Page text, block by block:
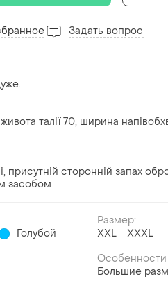
Задать вопрос
талії 70, ширина
сторонній запах
засобом
Голубой
Размер:
XXL
XXXL
Особенности
Большие